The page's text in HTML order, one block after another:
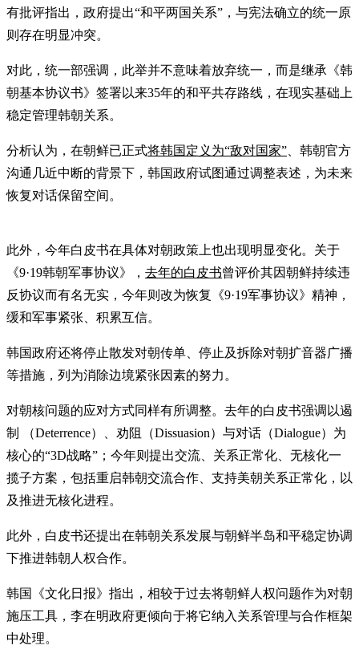
有批评指出，政府提出“和平两国关系”，与宪法确立的统一原
则存在明显冲突。
对此，统一部强调，此举并不意味着放弃统一，而是继承《韩
朝基本协议书》签署以来35年的和平共存路线，在现实基础上
稳定管理韩朝关系。
分析认为，在朝鲜已正式将韩国定义为“敌对国家”、韩朝官方
沟通几近中断的背景下，韩国政府试图通过调整表述，为未来
恢复对话保留空间。
此外，今年白皮书在具体对朝政策上也出现明显变化。关于
《9·19韩朝军事协议》， 去年的白皮书曾评价其因朝鲜持续违
反协议而有名无实，今年则改为恢复《9·19军事协议》精神，
缓和军事紧张、积累互信。
韩国政府还将停止散发对朝传单、停止及拆除对朝扩音器广播
等措施，列为消除边境紧张因素的努力。
对朝核问题的应对方式同样有所调整。去年的白皮书强调以遏
制 （Deterrence）、劝阻（Dissuasion）与对话（Dialogue）为
核心的“3D战略”；今年则提出交流、关系正常化、无核化一
揽子方案，包括重启韩朝交流合作、支持美朝关系正常化，以
及推进无核化进程。
此外，白皮书还提出在韩朝关系发展与朝鲜半岛和平稳定协调
下推进韩朝人权合作。
韩国《文化日报》指出，相较于过去将朝鲜人权问题作为对朝
施压工具，李在明政府更倾向于将它纳入关系管理与合作框架
中处理。